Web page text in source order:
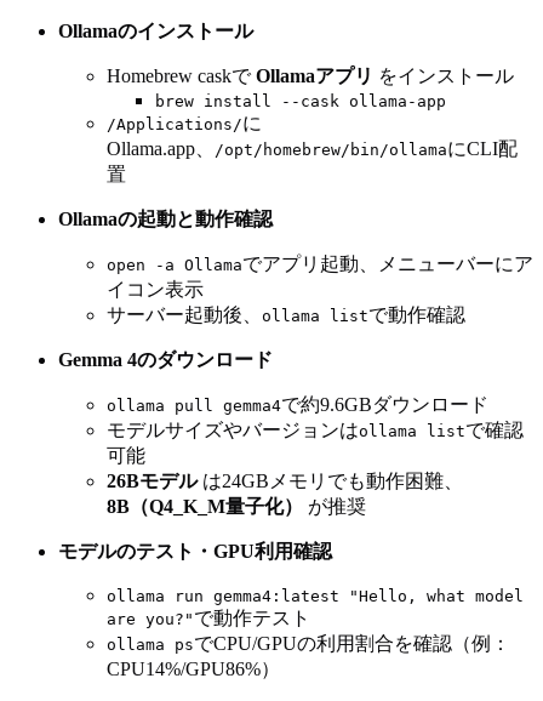
Ollamaのインストール
Homebrew caskでOllamaアプリ をインストール
brew install --cask ollama-app
/Applications/に
Ollama.app、
/opt/homebrew/bin/ollamaにCLI配
置
Ollamaの起動と動作確認
open -a Ollamaでアプリ起動、メニューバーにア
イコン表示
サーバー起動後、 ollama listで動作確認
Gemma 4のダウンロード
ollama pull gemma4で約9.6GBダウンロード
モデルサイズやバージョンはollama listで確認
可能
26Bモデルは24GBメモリでも動作困難、
8B（Q4_K_M量子化）
が推奨
モデルのテスト・GPU利用確認
ollama run gemma4:latest "Hello, what model
are you?" で動作テスト
ollama psでCPU/GPUの利用割合を確認（例：
CPU14%/GPU86%）